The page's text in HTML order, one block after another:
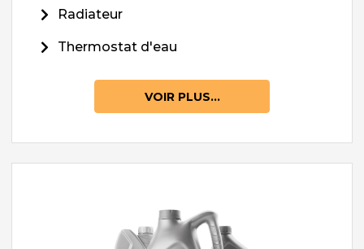
Radiateur
Thermostat d'eau
VOIR PLUS...